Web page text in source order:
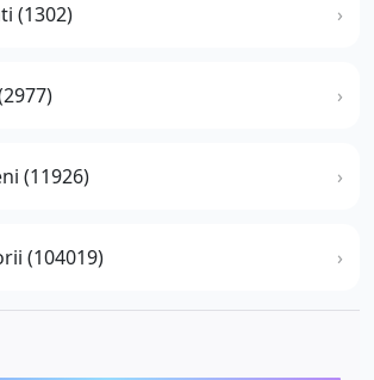
(1302)
(11926)
(104019)